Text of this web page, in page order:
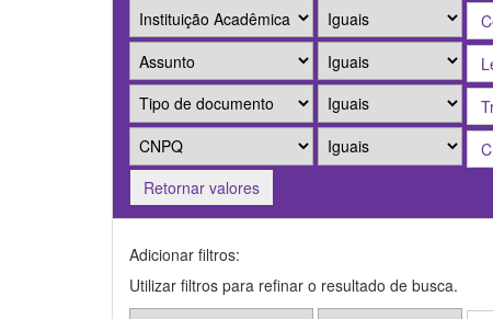
Retornar valores
Adicionar filtros:
Utilizar filtros para refinar o resultado de busca.